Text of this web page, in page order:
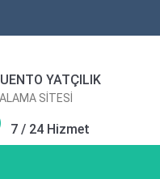
YATÇILIK
SİTESİ
7 / 24 Hizmet